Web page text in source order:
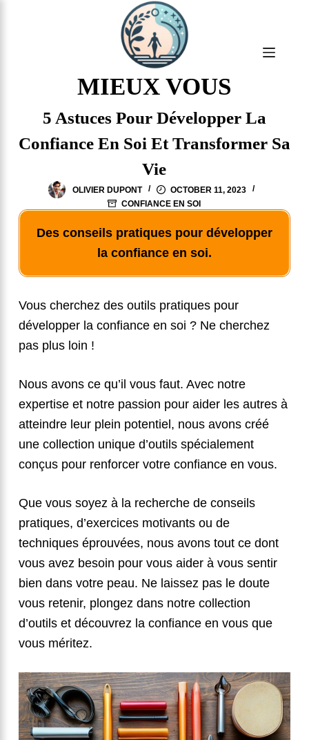
e
MIEUX VOUS
5 Astuces Pour Développer La
Confiance En Soi Et Transformer Sa
Vie
OLIVIER DUPONT
OCTOBER 11, 2023
CONFIANCE EN SOI
Des conseils pratiques pour développer
la confiance en soi.
Vous cherchez des outils pratiques pour
développer la confiance en soi ? Ne cherchez
pas plus loin !
Nous avons ce qu’il vous faut. Avec notre
expertise et notre passion pour aider les autres à
atteindre leur plein potentiel, nous avons créé
une collection unique d’outils spécialement
conçus pour renforcer votre confiance en vous.
Que vous soyez à la recherche de conseils
pratiques, d’exercices motivants ou de
techniques éprouvées, nous avons tout ce dont
vous avez besoin pour vous aider à vous sentir
bien dans votre peau. Ne laissez pas le doute
vous retenir, plongez dans notre collection
d’outils et découvrez la confiance en vous que
vous méritez.